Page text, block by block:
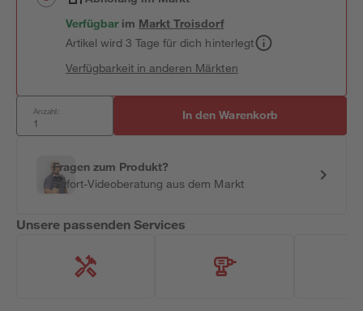
Verfügbar im MarktTroisdorf
Artikel wird 3 Tage für dich hinterlegt
Verfügbarkeit in anderen Märkten
Anzahl: In den Warenkorb
Fragen zum Produkt?
Sofort-Videoberatung aus dem Markt
Unsere passenden Services